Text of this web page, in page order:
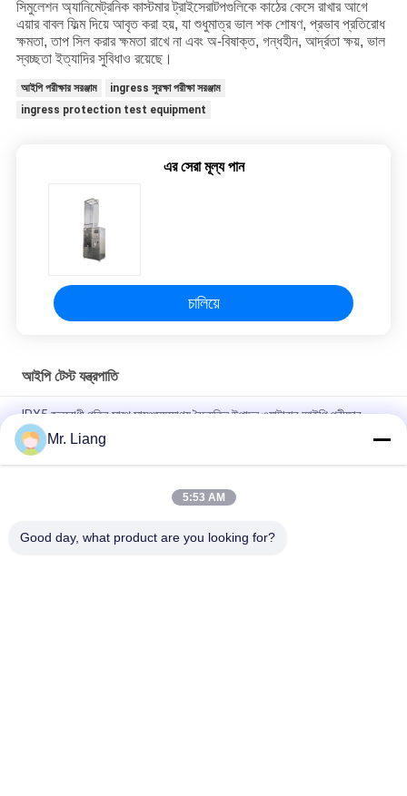
সিমুলেশন অ্যানিমেট্রনিক কাস্টমার ট্রাইসেরাটপগুলিকে কাঠের কেসে রাখার আগে
এয়ার বাবল ফিল্ম দিয়ে আবৃত করা হয়, যা শুধুমাত্র ভাল শক শোষণ, প্রভাব প্রতিরোধ
ক্ষমতা, তাপ সিল করার ক্ষমতা রাখে না এবং অ-বিষাক্ত, গন্ধহীন, আর্দ্রতা ক্ষয়, ভাল
স্বচ্ছতা ইত্যাদির সুবিধাও রয়েছে।
আইপি পরীক্ষার সরঞ্জাম
ingress সুরক্ষা পরীক্ষা সরঞ্জাম
ingress protection test equipment
এর সেরা মূল্য পান
চালিয়ে
আইপি টেস্ট যন্ত্রপাতি
IPX5 জলরোধী গতির সাথে সামঞ্জস্যযোগ্য বৈদ্যুতিন উত্পাদন ওয়াটারার আইপি পরীক্ষার
সরঞ্জাম
ঘূর্ণায়মান স্প্রে অগ্রভাগ সহ পরিবেশগত IPX7 / 8 জল ভেজানোর পরীক্ষার সরঞ্জাম
Waterproof Universal Rain Spraying IP Test Equipment IPX5 /
Mr. Liang
5:53 AM
Good day, what product are you looking for?